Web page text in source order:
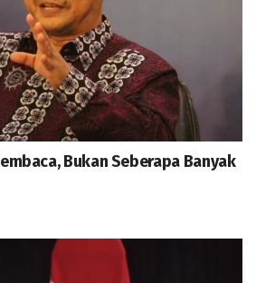
Bukan Seberapa Banyak